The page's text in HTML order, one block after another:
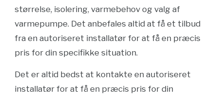
størrelse, isolering, varmebehov og valg af
varmepumpe. Det anbefales altid at få et tilbud
fra en autoriseret installatør for at få en præcis
pris for din specifikke situation.
Det er altid bedst at kontakte en autoriseret
installatør for at få en præcis pris for din